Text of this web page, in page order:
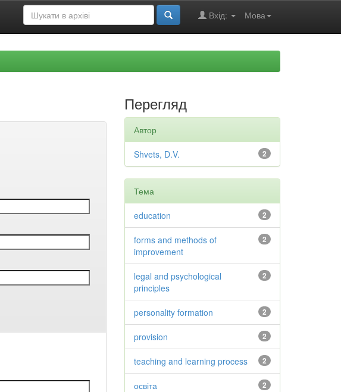
Мова
Вхід:
Перегляд
Автор
2
Shvets, D.V.
Тема
2
education
2
forms and methods of
improvement
2
legal and psychological
principles
2
personality formation
2
provision
2
teaching and learning process
2
освіта